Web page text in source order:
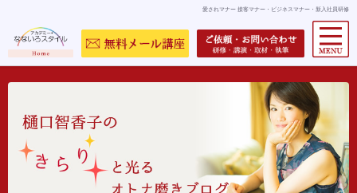
愛されマナー 接客マナー・ビジネスマナー・新入社員研修